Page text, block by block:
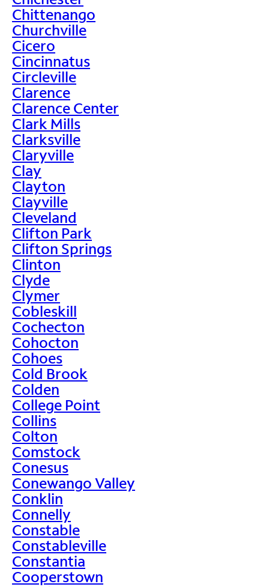
Chittenango
Churchville
Cicero
Cincinnatus
Circleville
Clarence
Clarence Center
Clark Mills
Clarksville
Claryville
Clay
Clayton
Clayville
Cleveland
Clifton Park
Clifton Springs
Clinton
Clyde
Clymer
Cobleskill
Cochecton
Cohocton
Cohoes
Cold Brook
Colden
College Point
Collins
Colton
Comstock
Conesus
Conewango Valley
Conklin
Connelly
Constable
Constableville
Constantia
Cooperstown